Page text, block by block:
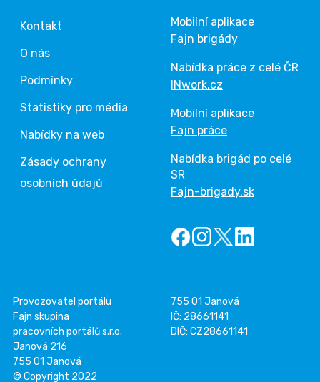
Kontakt
O nás
Podmínky
Statistiky pro média
Nabídky na web
Zásady ochrany
osobních údajů
Mobilní aplikace
Fajn brigády
Nabídka práce z celé ČR
INwork.cz
Mobilní aplikace
Fajn práce
Nabídka brigád po celé
SR
Fajn-brigady.sk
Provozovatel portálu
Fajn skupina
pracovních portálů s.r.o.
Janová 216
755 01 Janová
755 01 Janová
IČ: 28661141
DIČ: CZ28661141
© Copyright 2022